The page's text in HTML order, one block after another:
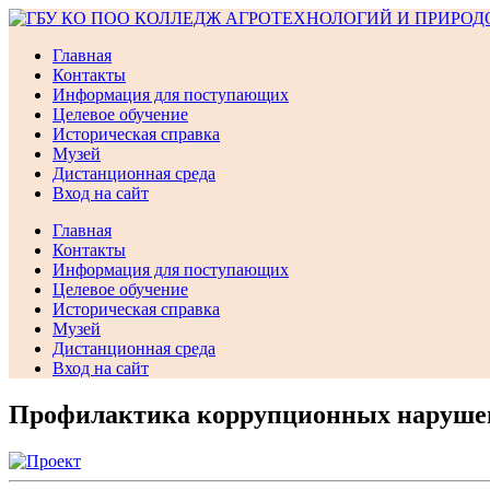
Перейти
содержимому
Главная
Контакты
Информация для поступающих
Целевое обучение
Историческая справка
Музей
Дистанционная среда
Вход на сайт
Главная
Контакты
Информация для поступающих
Целевое обучение
Историческая справка
Музей
Дистанционная среда
Вход на сайт
Профилактика коррупционных